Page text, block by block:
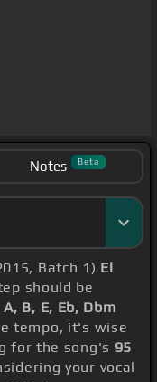
Notes Beta
Batch 1) El
should be
B, E, Eb, Dbm
tempo, it's wise
for the song's 95
your vocal